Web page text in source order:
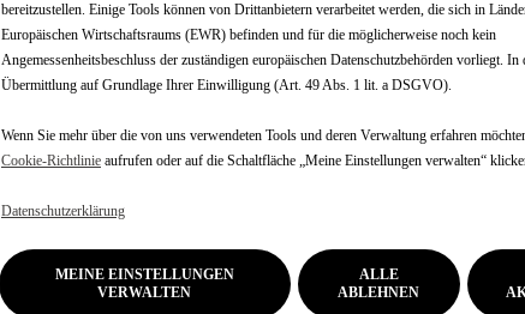
bereitzustellen. Einige Tools können von Drittanbietern verarbeitet werden, die sich in
Europäischen Wirtschaftsraums (EWR) befinden und für die möglicherweise noch kein
Angemessenheitsbeschluss der zuständigen europäischen Datenschutzbehörden vorliegt.
Übermittlung auf Grundlage Ihrer Einwilligung (Art. 49 Abs. 1 lit. a DSGVO).
Wenn Sie mehr über die von uns verwendeten Tools und deren Verwaltung erfahren
Cookie‑Richtlinie aufrufen oder auf die Schaltfläche „Meine Einstellungen verwalten“
Datenschutzerklärung
MEINE EINSTELLUNGEN
VERWALTEN
ALLE
ABLEHNEN